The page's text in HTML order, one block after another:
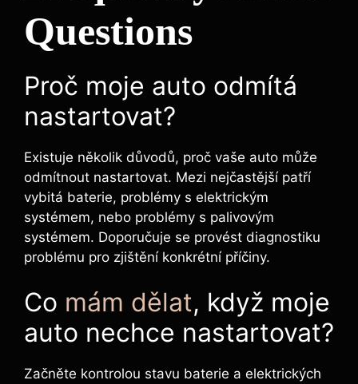
Questions
Proč moje auto odmítá
nastartovat?
Existuje několik důvodů, proč vaše auto může
odmítnout nastartovat. Mezi nejčastější patří
vybitá baterie, problémy s elektrickým
systémem, nebo problémy s palivovým
systémem. Doporučuje se provést diagnostiku
problému pro zjištění konkrétní příčiny.
Co mám dělat, když moje
auto nechce nastartovat?
Začněte kontrolou stavu baterie a elektrických